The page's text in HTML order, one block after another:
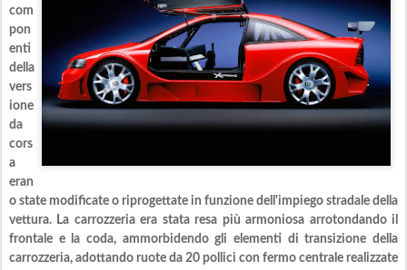
com
pon
enti
della
vers
ione
da
cors
a
eran
o state modificate o riprogettate in funzione dell'impiego stradale della
vettura. La carrozzeria era stata resa più armoniosa arrotondando il
frontale e la coda, ammorbidendo gli elementi di transizione della
carrozzeria, adottando ruote da 20 pollici con fermo centrale realizzate